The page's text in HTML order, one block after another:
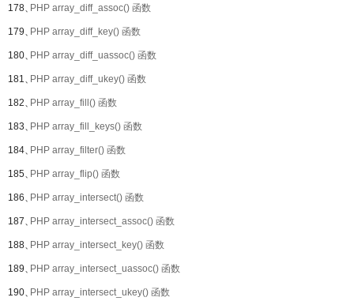
178、PHP array_diff_assoc() 函数
179、PHP array_diff_key() 函数
180、PHP array_diff_uassoc() 函数
181、PHP array_diff_ukey() 函数
182、PHP array_fill() 函数
183、PHP array_fill_keys() 函数
184、PHP array_filter() 函数
185、PHP array_flip() 函数
186、PHP array_intersect() 函数
187、PHP array_intersect_assoc() 函数
188、PHP array_intersect_key() 函数
189、PHP array_intersect_uassoc() 函数
190、PHP array_intersect_ukey() 函数